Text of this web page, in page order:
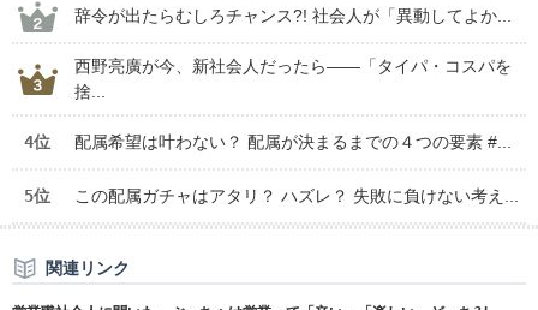
辞令が出たらむしろチャンス?! 社会人が「異動してよか...
西野亮廣が今、新社会人だったら――「タイパ・コスパを
捨...
4位 配属希望は叶わない？ 配属が決まるまでの４つの要素 #...
5位 この配属ガチャはアタリ？ ハズレ？ 失敗に負けない考え...
関連リンク